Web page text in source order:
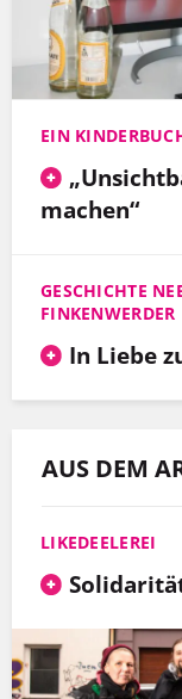
EIN
machen“
GESCHICHTE
FINKENWERDER
In Liebe
AUS DEM
LIKEDEELEREI